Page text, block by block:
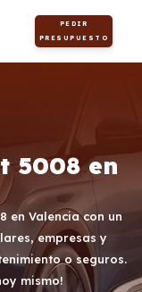
PEDIR
PRESUPUESTO
5008 en
en Valencia con un
empresas y
o seguros.
mismo!